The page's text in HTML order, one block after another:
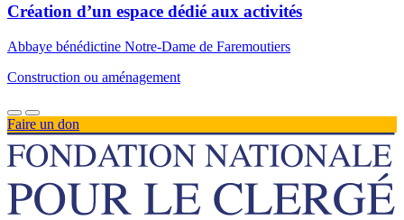
Création d’un espace dédié aux activités
Abbaye bénédictine Notre-Dame de Faremoutiers
Construction ou aménagement
Faire un don